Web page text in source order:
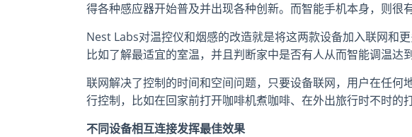
得各种感应器开始普及并出现各种创新。而智能手机本身，则很
Nest Labs对温控仪和烟感的改造就是将这两款设备加入联网和
比如了解最适宜的室温，并且判断家中是否有人从而智能调温达
联网解决了控制的时间和空间问题，只要设备联网，用户在任何
行控制，比如在回家前打开咖啡机煮咖啡、在外出旅行时不时的
不同设备相互连接发挥最佳效果